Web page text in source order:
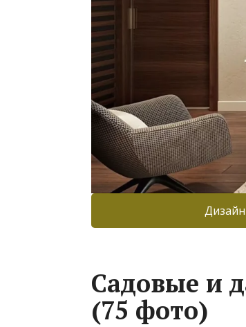
Садовые и
(75 фото)